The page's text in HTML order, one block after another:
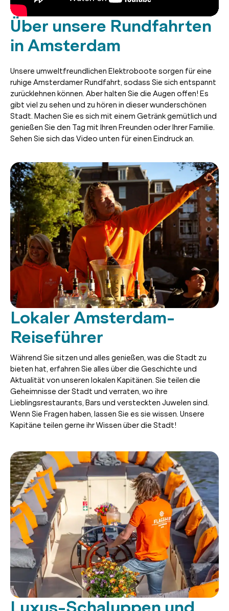
Über unsere Rundfahrten
in Amsterdam
Unsere umweltfreundlichen Elektroboote sorgen für eine
ruhige Amsterdamer Rundfahrt, sodass Sie sich entspannt
zurücklehnen können. Aber halten Sie die Augen offen! Es
gibt viel zu sehen und zu hören in dieser wunderschönen
Stadt. Machen Sie es sich mit einem Getränk gemütlich und
genießen Sie den Tag mit Ihren Freunden oder Ihrer Familie.
Sehen Sie sich das Video unten für einen Eindruck an.
Lokaler Amsterdam-
Reiseführer
Während Sie sitzen und alles genießen, was die Stadt zu
bieten hat, erfahren Sie alles über die Geschichte und
Aktualität von unseren lokalen Kapitänen. Sie teilen die
Geheimnisse der Stadt und verraten, wo ihre
Lieblingsrestaurants, Bars und versteckten Juwelen sind.
Wenn Sie Fragen haben, lassen Sie es sie wissen. Unsere
Kapitäne teilen gerne ihr Wissen über die Stadt!